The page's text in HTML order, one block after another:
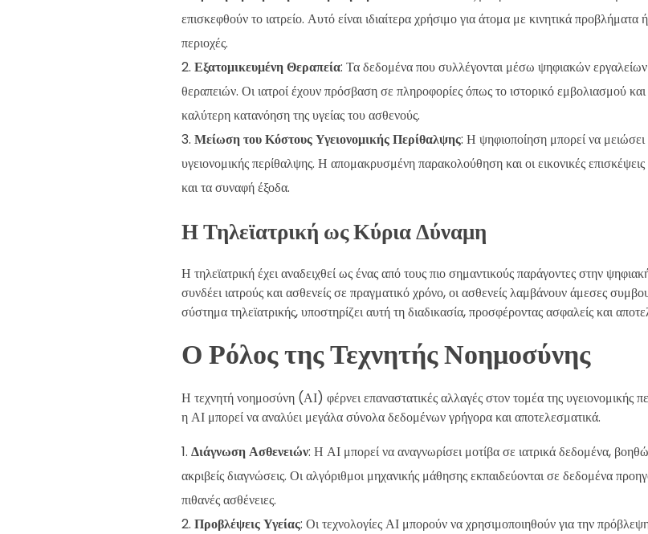
επισκεφθούν το ιατρείο. Αυτό είναι ιδιαίτερα χρήσιμο για άτομα με κινητικά
περιοχές.
Εξατομικευμένη Θεραπεία: Τα δεδομένα που συλλέγονται μέσω ψηφιακών εργαλείων
θεραπειών. Οι ιατροί έχουν πρόσβαση σε πληροφορίες όπως το ιστορικό εμβολιασμού
καλύτερη κατανόηση της υγείας του ασθενούς.
Μείωση του Κόστους Υγειονομικής Περίθαλψης: Η ψηφιοποίηση μπορεί να μειώσει
υγειονομικής περίθαλψης. Η απομακρυσμένη παρακολούθηση και οι εικονικές
και τα συναφή έξοδα.
Η Τηλεϊατρική ως Κύρια Δύναμη
Η τηλεϊατρική έχει αναδειχθεί ως ένας από τους πιο σημαντικούς παράγοντες στην
συνδέει ιατρούς και ασθενείς σε πραγματικό χρόνο, οι ασθενείς λαμβάνουν άμεσες
σύστημα τηλεϊατρικής, υποστηρίζει αυτή τη διαδικασία, προσφέροντας ασφαλείς και
Ο Ρόλος της Τεχνητής Νοημοσύνης
Η τεχνητή νοημοσύνη (ΑΙ) φέρνει επαναστατικές αλλαγές στον τομέα της υγειονομικής
η ΑΙ μπορεί να αναλύει μεγάλα σύνολα δεδομένων γρήγορα και αποτελεσματικά.
Διάγνωση Ασθενειών: Η ΑΙ μπορεί να αναγνωρίσει μοτίβα σε ιατρικά δεδομένα,
ακριβείς διαγνώσεις. Οι αλγόριθμοι μηχανικής μάθησης εκπαιδεύονται σε δεδομένα
πιθανές ασθένειες.
Προβλέψεις Υγείας: Οι τεχνολογίες ΑΙ μπορούν να χρησιμοποιηθούν για την